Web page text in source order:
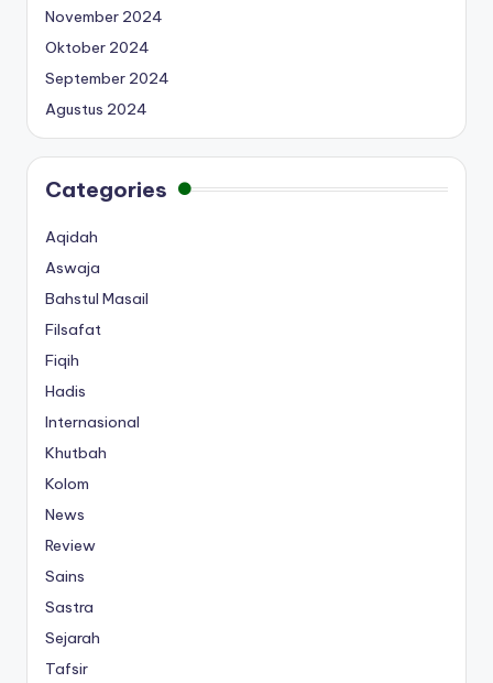
November 2024
Oktober 2024
September 2024
Agustus 2024
Categories
Aqidah
Aswaja
Bahstul Masail
Filsafat
Fiqih
Hadis
Internasional
Khutbah
Kolom
News
Review
Sains
Sastra
Sejarah
Tafsir